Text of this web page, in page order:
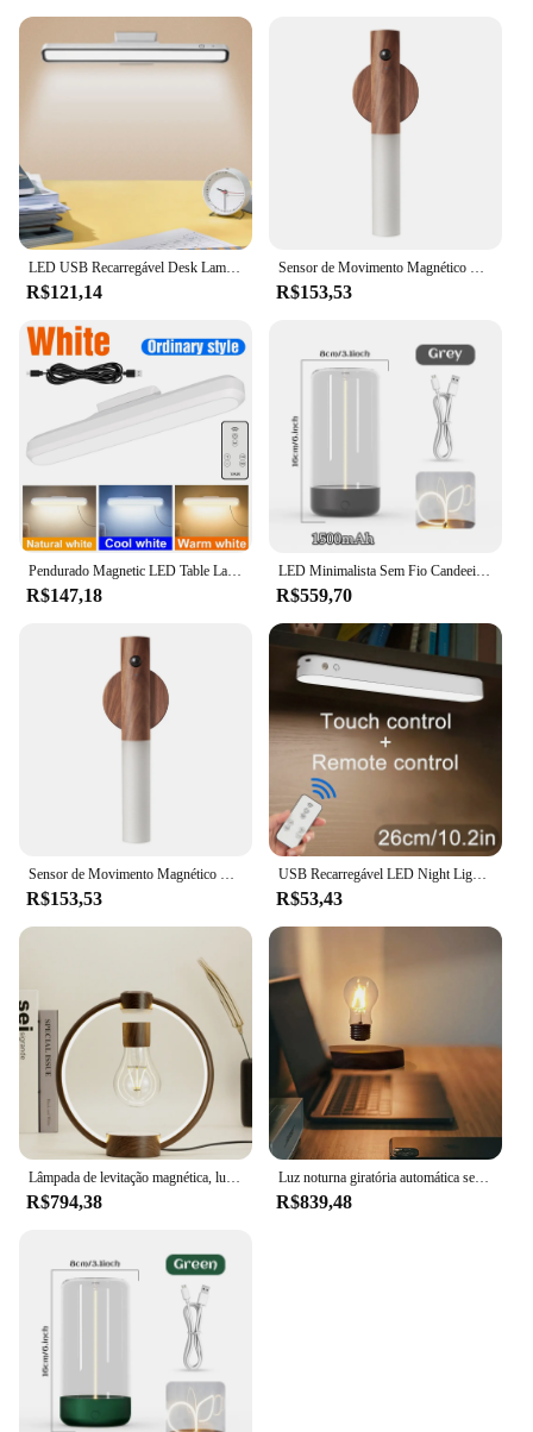
LED USB Recarregável Desk Lamp, Stepless Dimming Table Lamp, Pendurado Magnetic Reading Night Light, Rotação de 88 °
R$121,14
Sensor de Movimento Magnético Recarregável Night Light, Luz de parede sem fio para corredores e escadas, Candeeiro LED portátil com ímã, 1PC
R$153,53
Pendurado Magnetic LED Table Lamp, recarregável, toque escurecimento, quarto, cabeceira, Estudo, Desktop, Leitura, Nightlights, 3 cores
R$147,18
LED Minimalista Sem Fio Candeeiros De Mesa, Filamento Magnético Candeeiro De Mesa, 3 Níveis Regulável, Recarregável, Modern Nightstand, Presentes
R$559,70
Sensor de Movimento Magnético Recarregável Night Light, Luz de parede sem fio para corredores e escadas, Candeeiro LED portátil com ímã, 1PC
R$153,53
USB Recarregável LED Night Light, Desk Lamp, Magnetic Dimming Table Lamp, Computer Study Office Reading Stand Light para Quarto
R$53,43
R$794,38
Luz noturna giratória automática sem fio, lâmpada levitando, luz LED flutuante magnética, lâmpada de mesa, candeeiro de mesa, 360 graus
R$839,48